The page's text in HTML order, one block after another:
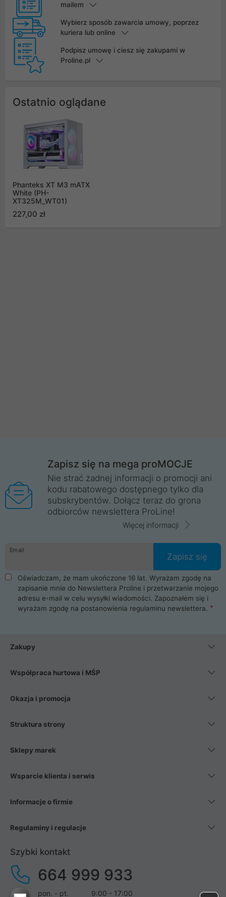
mailem
Wybierz sposób zawarcia umowy, poprzez
kuriera lub online
Podpisz umowę i ciesz się zakupami w
Proline.pl
Ostatnio oglądane
Phanteks XT M3 mATX
White (PH-
XT325M_WT01)
227,00 zł
Zapisz się na mega proMOCJE
Nie strać żadnej informacji o promocji ani
kodu rabatowego dostępnego tylko dla
subskrybentów. Dołącz teraz do grona
odbiorców newslettera ProLine!
Więcej informacji
Email
Zapisz się
Oświadczam, że mam ukończone 16 lat. Wyrażam zgodę na
zapisanie mnie do Newslettera Proline i przetwarzanie mojego
adresu e-mail w celu wysyłki wiadomości. Zapoznałem się i
wyrażam zgodę na postanowienia regulaminu newslettera.
Zakupy
Współpraca hurtowa i MŚP
Okazja i promocja
Struktura strony
Sklepy marek
Wsparcie klienta i serwis
Informacje o firmie
Regulaminy i regulacje
Szybki kontakt
664 999 933
pon. - pt. 9:00 - 17:00